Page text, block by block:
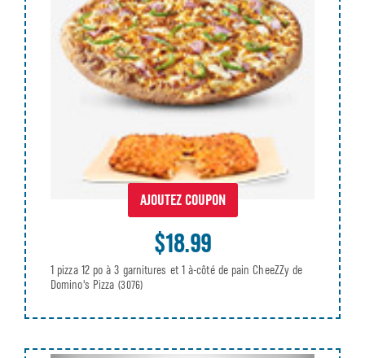
AJOUTEZ COUPON
$18.99
1 pizza 12 po à 3 garnitures et 1 à-côté de pain CheeZZy de
Domino's Pizza (3076)